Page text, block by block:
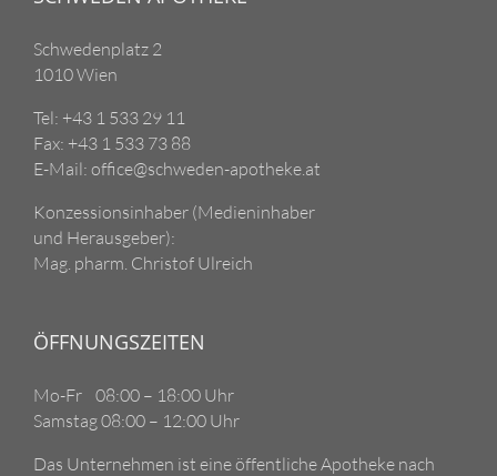
Schwedenplatz 2
1010 Wien
Tel: +43 1 533 29 11
Fax: +43 1 533 73 88
E-Mail: office@schweden-apotheke.at
Konzessionsinhaber (Medieninhaber
und Herausgeber):
Mag. pharm. Christof Ulreich
ÖFFNUNGSZEITEN
Mo-Fr 08:00 – 18:00 Uhr
Samstag 08:00 – 12:00 Uhr
Das Unternehmen ist eine öffentliche Apotheke nach